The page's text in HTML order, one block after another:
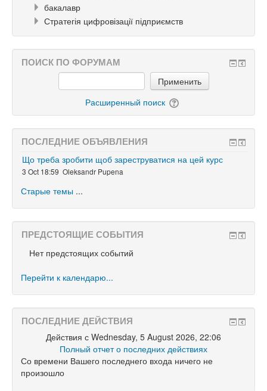
бакалавр
Стратегія цифровізації підприємств
ПОИСК ПО ФОРУМАМ
Применить
Расширенный поиск
ПОСЛЕДНИЕ ОБЪЯВЛЕНИЯ
3 Oct 18:59 Oleksandr Pupena
Що треба зробити щоб зареструватися на цей курс
Старые темы ...
ПРЕДСТОЯЩИЕ СОБЫТИЯ
Нет предстоящих событий
Перейти к календарю...
ПОСЛЕДНИЕ ДЕЙСТВИЯ
Действия с Wednesday, 5 August 2026, 22:06
Полный отчет о последних действиях
Со времени Вашего последнего входа ничего не
произошло